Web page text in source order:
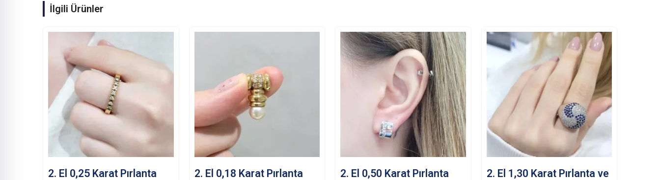
İlgili Ürünler
2. El 0,25 Karat Pırlanta
2. El 0,18 Karat Pırlanta
2. El 0,50 Karat Pırlanta
2. El 1,30 Karat Pırlanta ve